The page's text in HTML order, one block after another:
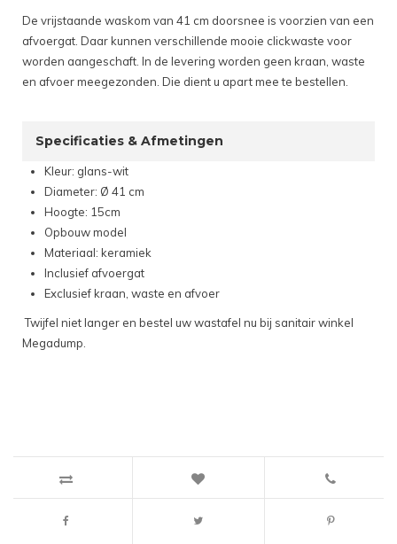
De vrijstaande waskom van 41 cm doorsnee is voorzien van een
afvoergat. Daar kunnen verschillende mooie clickwaste voor
worden aangeschaft. In de levering worden geen kraan, waste
en afvoer meegezonden. Die dient u apart mee te bestellen.
Specificaties & Afmetingen
Kleur: glans-wit
Diameter: Ø 41 cm
Hoogte: 15cm
Opbouw model
Materiaal: keramiek
Inclusief afvoergat
Exclusief kraan, waste en afvoer
Twijfel niet langer en bestel uw wastafel nu bij sanitair winkel
Megadump.